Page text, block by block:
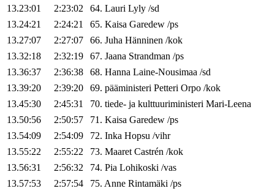
13.23:01
2:23:02 64. Lauri Lyly /sd
13.24:21
2:24:21 65. Kaisa Garedew /ps
13.27:07
2:27:07 66. Juha Hänninen /kok
13.32:18
2:32:19 67. Jaana Strandman /ps
13.36:37
2:36:38 68. Hanna Laine-Nousimaa /sd
13.39:20
2:39:20 69. pääministeri Petteri Orpo /kok
13.45:30
2:45:31 70. tiede- ja kulttuuriministeri Mari-Leena
13.50:56
2:50:57 71. Kaisa Garedew /ps
13.54:09
2:54:09 72. Inka Hopsu /vihr
13.55:22
2:55:22 73. Maaret Castrén /kok
13.56:31
2:56:32 74. Pia Lohikoski /vas
13.57:53
2:57:54 75. Anne Rintamäki /ps